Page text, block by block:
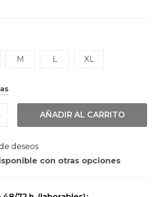
M L XL
AÑADIR AL CARRITO
deseos
con otras opciones